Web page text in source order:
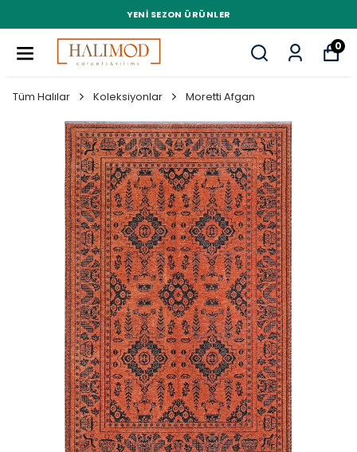
YENI SEZON ÜRÜNLER
0
Tüm Halılar Koleksiyonlar Moretti Afgan